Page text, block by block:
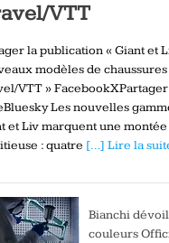
VTT
la publication « Giant et
modèles de
VTT »
Les nouvelles
et Liv marquent une
: quatre […] Lire la
Bianchi
couleurs